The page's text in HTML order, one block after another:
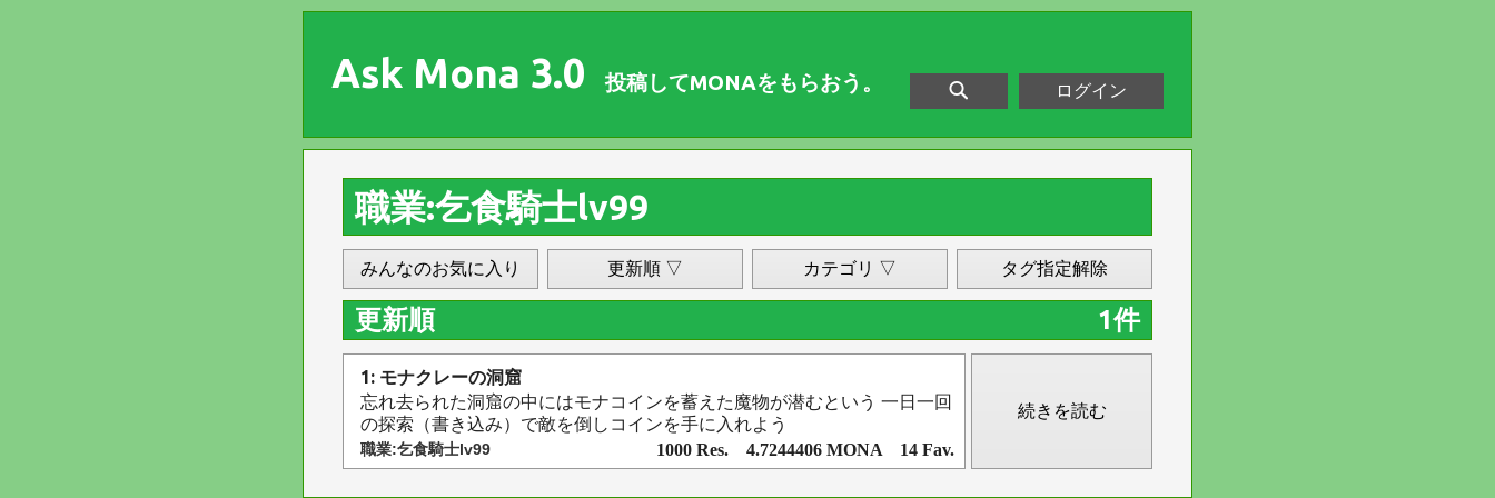
Ask Mona 3.0 投稿してMONAをもらおう。 ログイン
職業:乞食騎士lv99
みんなのお気に入り 更新順 ▽ カテゴリ ▽ タグ指定解除
更新順 1件
1: モナクレーの洞窟
忘れ去られた洞窟の中にはモナコインを蓄えた魔物が潜むという 一日一回
の探索（書き込み）で敵を倒しコインを手に入れよう
職業:乞食騎士lv99 1000 Res. 4.7244406 MONA 14 Fav.
続きを読む